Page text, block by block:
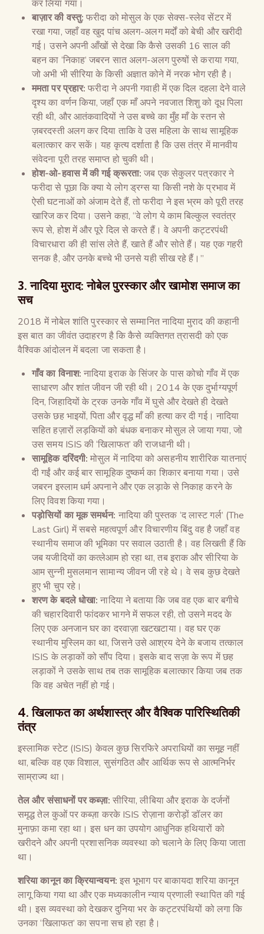
कर लिया गया।
बाज़ार की वस्तु: फरीदा को मोसुल के एक सेक्स-स्लेव सेंटर में
रखा गया, जहाँ वह खुद पांच अलग-अलग मर्दों को बेची और खरीदी
गई। उसने अपनी आँखों से देखा कि कैसे उसकी 16 साल की
बहन का ‘निकाह’ जबरन सात अलग-अलग पुरुषों से कराया गया,
जो अभी भी सीरिया के किसी अज्ञात कोने में नरक भोग रही है।
ममता पर प्रहार: फरीदा ने अपनी गवाही में एक दिल दहला देने वाले
दृश्य का वर्णन किया, जहाँ एक माँ अपने नवजात शिशु को दूध पिला
रही थी, और आतंकवादियों ने उस बच्चे का मुँह माँ के स्तन से
ज़बरदस्ती अलग कर दिया ताकि वे उस महिला के साथ सामूहिक
बलात्कार कर सकें। यह कृत्य दर्शाता है कि उस तंत्र में मानवीय
संवेदना पूरी तरह समाप्त हो चुकी थी।
होश-ओ-हवास में की गई क्रूरता: जब एक सेकुलर पत्रकार ने
फरीदा से पूछा कि क्या ये लोग ड्रग्स या किसी नशे के प्रभाव में
ऐसी घटनाओं को अंजाम देते हैं, तो फरीदा ने इस भ्रम को पूरी तरह
खारिज कर दिया। उसने कहा, “वे लोग ये काम बिल्कुल स्वतंत्र
रूप से, होश में और पूरे दिल से करते हैं। वे अपनी कट्टरपंथी
विचारधारा की ही सांस लेते हैं, खाते हैं और सोते हैं। यह एक गहरी
सनक है, और उनके बच्चे भी उनसे यही सीख रहे हैं।”
3. नादिया मुराद: नोबेल पुरस्कार और खामोश समाज का
सच
2018 में नोबेल शांति पुरस्कार से सम्मानित नादिया मुराद की कहानी
इस बात का जीवंत उदाहरण है कि कैसे व्यक्तिगत त्रासदी को एक
वैश्विक आंदोलन में बदला जा सकता है।
गाँव का विनाश: नादिया इराक के सिंजर के पास कोचो गाँव में एक
साधारण और शांत जीवन जी रही थी। 2014 के एक दुर्भाग्यपूर्ण
दिन, जिहादियों के ट्रक उनके गाँव में घुसे और देखते ही देखते
उसके छह भाइयों, पिता और वृद्ध माँ की हत्या कर दी गई। नादिया
सहित हज़ारों लड़कियों को बंधक बनाकर मोसुल ले जाया गया, जो
उस समय ISIS की ‘खिलाफत’ की राजधानी थी।
सामूहिक दरिंदगी: मोसुल में नादिया को असहनीय शारीरिक यातनाएं
दी गईं और कई बार सामूहिक दुष्कर्म का शिकार बनाया गया। उसे
जबरन इस्लाम धर्म अपनाने और एक लड़ाके से निकाह करने के
लिए विवश किया गया।
पड़ोसियों का मूक समर्थन: नादिया की पुस्तक ‘द लास्ट गर्ल’ (The
Last Girl) में सबसे महत्वपूर्ण और विचारणीय बिंदु वह है जहाँ वह
स्थानीय समाज की भूमिका पर सवाल उठाती है। वह लिखती हैं कि
जब यजीदियों का कत्लेआम हो रहा था, तब इराक और सीरिया के
आम सुन्नी मुसलमान सामान्य जीवन जी रहे थे। वे सब कुछ देखते
हुए भी चुप रहे।
शरण के बदले धोखा: नादिया ने बताया कि जब वह एक बार बगीचे
की चहारदिवारी फांदकर भागने में सफल रही, तो उसने मदद के
लिए एक अनजान घर का दरवाज़ा खटखटाया। वह घर एक
स्थानीय मुस्लिम का था, जिसने उसे आश्रय देने के बजाय तत्काल
ISIS के लड़ाकों को सौंप दिया। इसके बाद सज़ा के रूप में छह
लड़ाकों ने उसके साथ तब तक सामूहिक बलात्कार किया जब तक
कि वह अचेत नहीं हो गई।
4. खिलाफत का अर्थशास्त्र और वैश्विक पारिस्थितिकी
तंत्र
इस्लामिक स्टेट (ISIS) केवल कुछ सिरफिरे अपराधियों का समूह नहीं
था, बल्कि वह एक विशाल, सुसंगठित और आर्थिक रूप से आत्मनिर्भर
साम्राज्य था।
तेल और संसाधनों पर कब्ज़ा: सीरिया, लीबिया और इराक के दर्जनों
समृद्ध तेल कुओं पर कब्ज़ा करके ISIS रोज़ाना करोड़ों डॉलर का
मुनाफ़ा कमा रहा था। इस धन का उपयोग आधुनिक हथियारों को
खरीदने और अपनी प्रशासनिक व्यवस्था को चलाने के लिए किया जाता
था।
शरिया कानून का क्रियान्वयन: इस भूभाग पर बाकायदा शरिया कानून
लागू किया गया था और एक मध्यकालीन न्याय प्रणाली स्थापित की गई
थी। इस व्यवस्था को देखकर दुनिया भर के कट्टरपंथियों को लगा कि
उनका ‘खिलाफत’ का सपना सच हो रहा है।